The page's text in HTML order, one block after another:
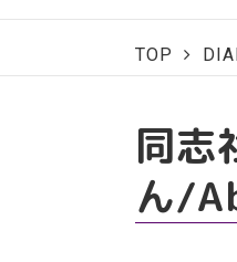
TOP
同志
ん/